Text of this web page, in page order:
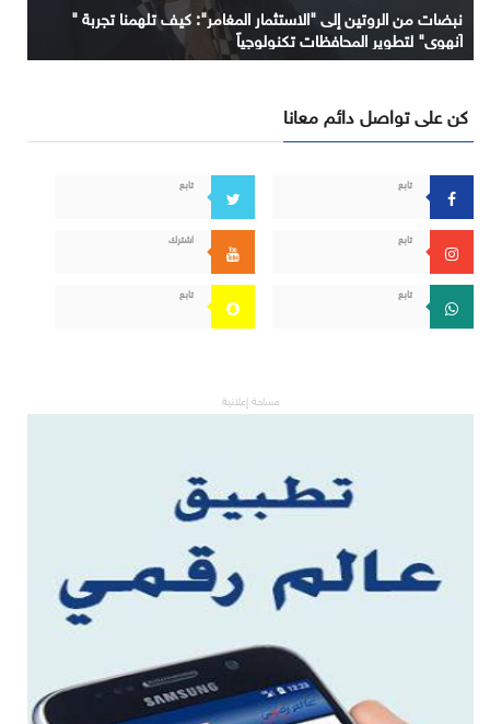
نبضات من الروتين إلى "الاستثمار المغامر": كيف تلهمنا تجربة "
آنهوي" لتطوير المحافظات تكنولوجياً
كن على تواصل دائم معانا
تابع تابع
تابع اشترك
تابع تابع
مساحة إعلانية